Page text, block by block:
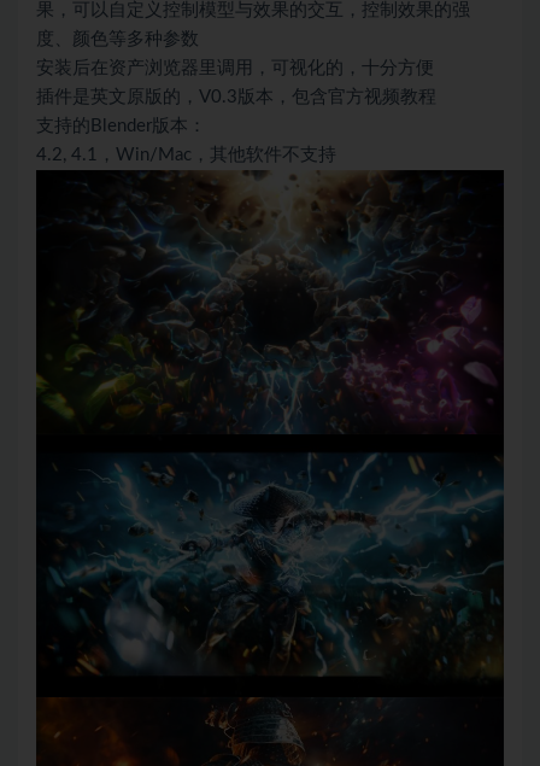
果，可以自定义控制模型与效果的交互，控制效果的强
度、颜色等多种参数
安装后在资产浏览器里调用，可视化的，十分方便
插件是英文原版的，V0.3版本，包含官方视频教程
支持的Blender版本：
4.2, 4.1，Win/Mac，其他软件不支持